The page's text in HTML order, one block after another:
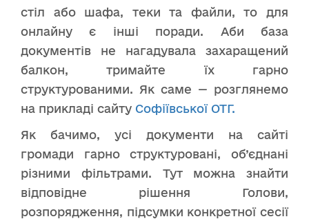
стіл або шафа, теки та файли, то для
онлайну є інші поради. Аби база
документів не нагадувала захаращений
балкон, тримайте їх гарно
структурованими. Як саме — розглянемо
на прикладі сайту Софіївської ОТГ.
Як бачимо, усі документи на сайті
громади гарно структуровані, об’єднані
різними фільтрами. Тут можна знайти
відповідне рішення Голови,
розпорядження, підсумки конкретної сесії